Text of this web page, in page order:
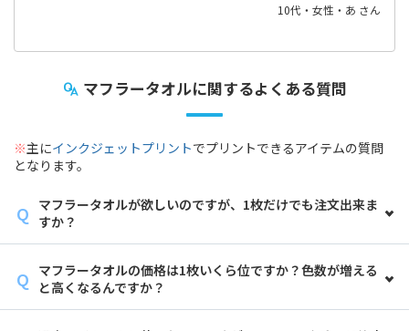
10代・女性・あ さん
マフラータオルに関するよくある質問
※主にインクジェットプリントでプリントできるアイテムの質問
となります。
マフラータオルが欲しいのですが、1枚だけでも注文出来ま
すか？
マフラータオルの価格は1枚いくら位ですか？色数が増える
と高くなるんですか？